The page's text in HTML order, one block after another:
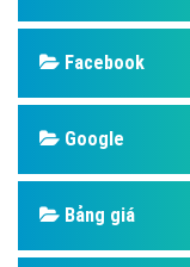
Facebook
Google
Bảng giá